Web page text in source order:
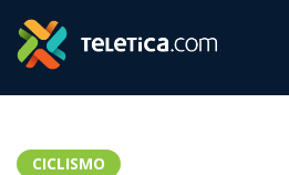
CICLISMO